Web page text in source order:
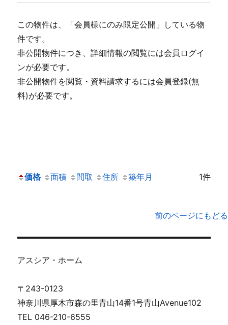
この物件は、「会員様にのみ限定公開」している物
件です。
非公開物件につき、詳細情報の閲覧には会員ログイ
ンが必要です。
非公開物件を閲覧・資料請求するには会員登録(無
料)が必要です。
価格 面積 間取 住所 築年月 1件
前のページにもどる
アスシア・ホーム
〒243-0123
神奈川県厚木市森の里青山14番1号青山Avenue102
TEL 046-210-6555